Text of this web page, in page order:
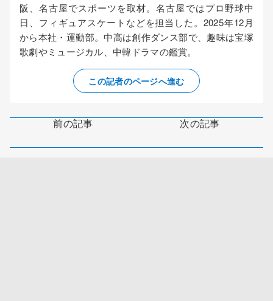
阪、名古屋でスポーツを取材。名古屋ではプロ野球中
日、フィギュアスケートなどを担当した。2025年12月
から本社・運動部。中高は創作ダンス部で、趣味は宝塚
歌劇やミュージカル、中韓ドラマの鑑賞。
この記者のページへ進む
前の記事 次の記事